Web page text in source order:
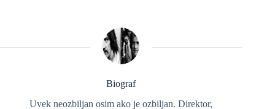
Biograf
Uvek neozbiljan osim ako je ozbiljan. Direktor,